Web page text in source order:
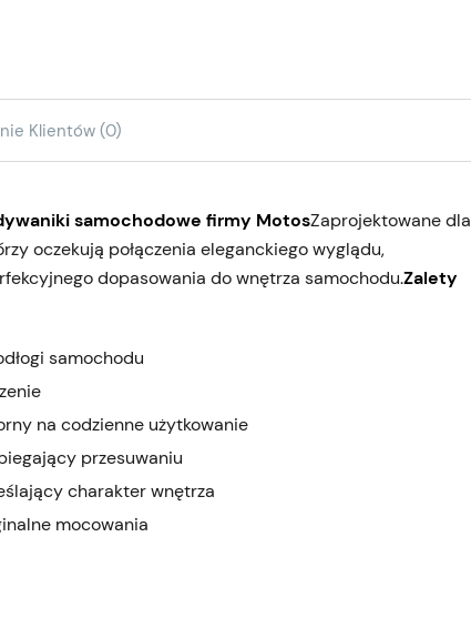
Klientów (0)
samochodowe firmy MotosZaprojektowane dla
oczekują połączenia eleganckiego wyglądu,
dopasowania do wnętrza samochodu.Zalety
samochodu
na codzienne użytkowanie
przesuwaniu
charakter wnętrza
mocowania